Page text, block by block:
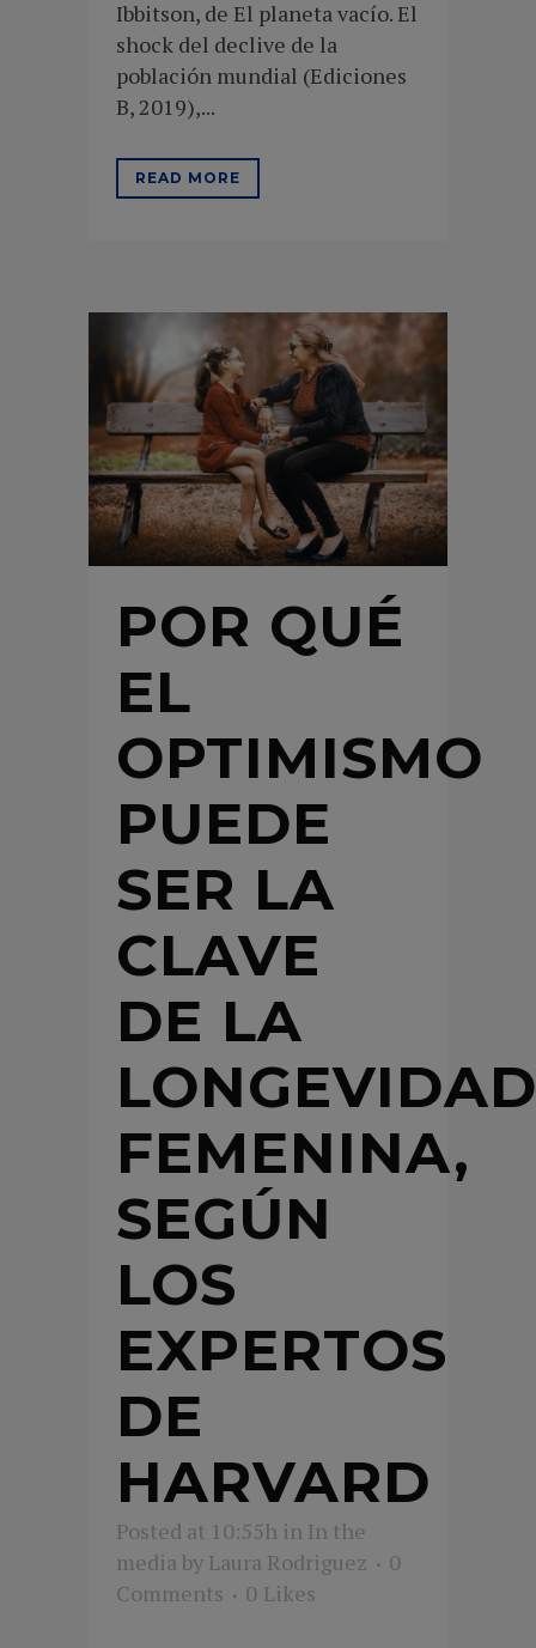
Ibbitson, de El planeta vacío. El
shock del declive de la
población mundial (Ediciones
B, 2019),...
READ MORE
POR QUÉ
EL
OPTIMISMO
PUEDE
SER LA
CLAVE
DE LA
LONGEVIDAD
FEMENINA,
SEGÚN
LOS
EXPERTOS
DE
HARVARD
Posted at 10:55h in In the
media by Laura Rodriguez
0
Comments
0 Likes